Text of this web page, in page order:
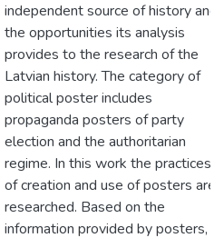
independent source of history and
the opportunities its analysis
provides to the research of the
Latvian history. The category of
political poster includes
propaganda posters of party
election and the authoritarian
regime. In this work the practices
of creation and use of posters are
researched. Based on the
information provided by posters,